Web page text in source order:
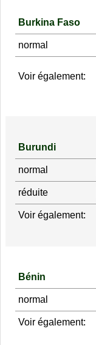
Burkina Faso
normal
Voir également:
Burundi
normal
réduite
Voir également:
Bénin
normal
Voir également: